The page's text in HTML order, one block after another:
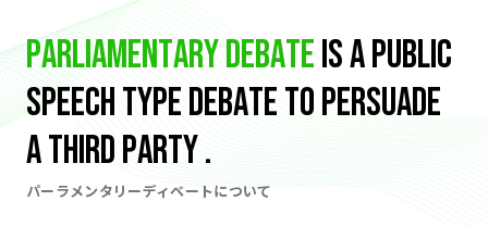
Parliamentarydebateisapublic
speechtypedebatetopersuade
athirdparty.
パーラメンタリーディベートについて